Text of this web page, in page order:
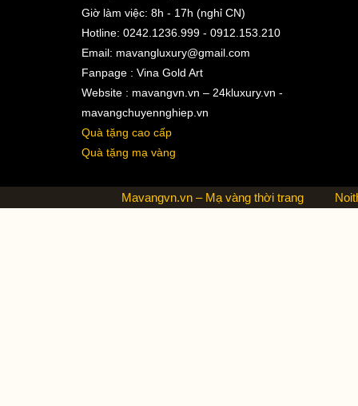
Giờ làm việc: 8h - 17h (nghỉ CN)
Hotline: 0242.1236.999 - 0912.153.210
Email: mavangluxury@gmail.com
Fanpage : Vina Gold Art
Website : mavangvn.vn – 24kluxury.vn -
mavangchuyennghiep.vn
Quà tặng cao cấp
Quà tặng mạ vàng
Mavangvn.vn – Mạ vàng thời trang